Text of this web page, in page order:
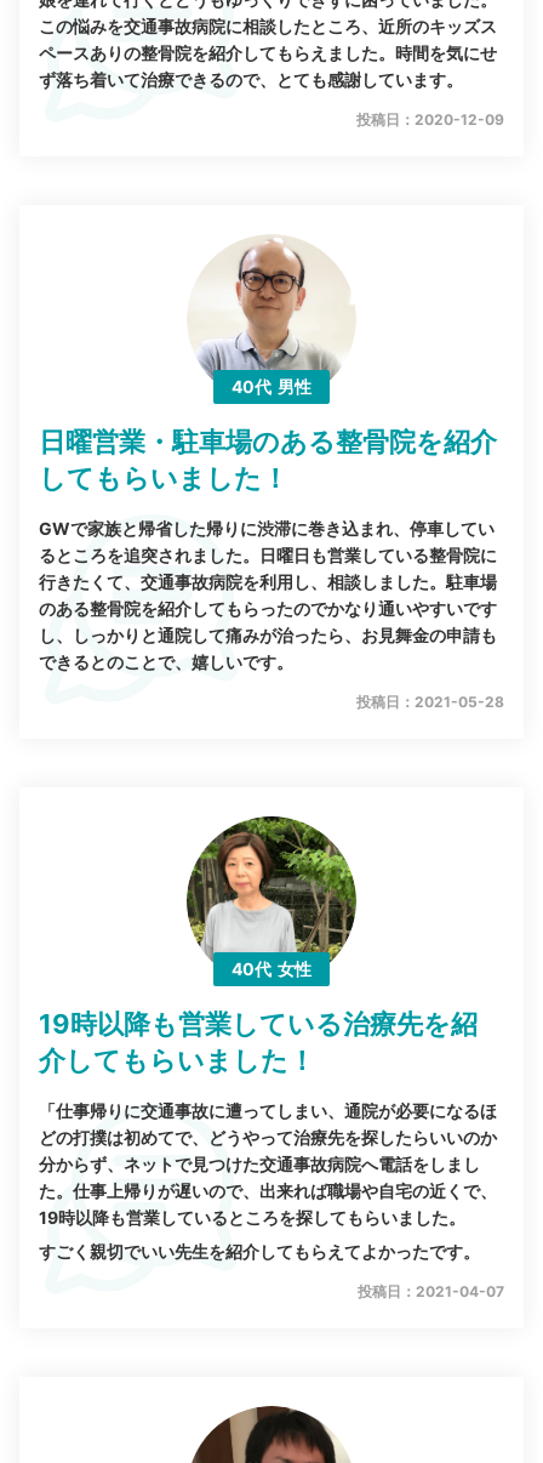
この悩みを交通事故病院に相談したところ、近所のキッズス
ペースありの整骨院を紹介してもらえました。時間を気にせ
ず落ち着いて治療できるので、とても感謝しています。
投稿日：2020-12-09
40代 男性
日曜営業・駐車場のある整骨院を紹介
してもらいました！
GWで家族と帰省した帰りに渋滞に巻き込まれ、停車してい
るところを追突されました。日曜日も営業している整骨院に
行きたくて、交通事故病院を利用し、相談しました。駐車場
のある整骨院を紹介してもらったのでかなり通いやすいです
し、しっかりと通院して痛みが治ったら、お見舞金の申請も
できるとのことで、嬉しいです。
投稿日：2021-05-28
40代 女性
19時以降も営業している治療先を紹
介してもらいました！
「仕事帰りに交通事故に遭ってしまい、通院が必要になるほ
どの打撲は初めてで、どうやって治療先を探したらいいのか
分からず、ネットで見つけた交通事故病院へ電話をしまし
た。仕事上帰りが遅いので、出来れば職場や自宅の近くで、
19時以降も営業しているところを探してもらいました。
すごく親切でいい先生を紹介してもらえてよかったです。
投稿日：2021-04-07